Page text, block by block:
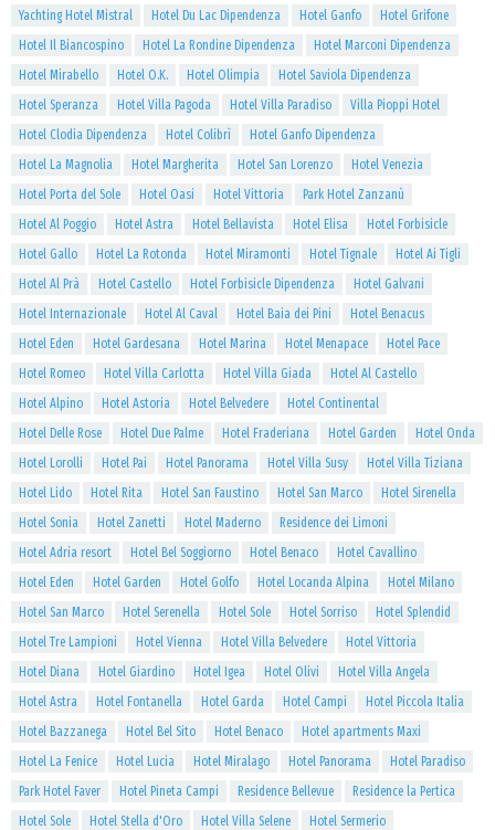
Yachting Hotel Mistral
Hotel Du Lac Dipendenza Hotel Ganfo
Hotel Grifone
Hotel Il Biancospino
Hotel La Rondine Dipendenza
Hotel Marconi Dipendenza
Hotel Mirabello
Hotel O.K. Hotel Olimpia
Hotel Saviola Dipendenza
Hotel Speranza
Hotel Villa Pagoda Hotel Villa Paradiso
Villa Pioppi Hotel
Hotel Clodia Dipendenza
Hotel Colibrì
Hotel Ganfo Dipendenza
Hotel La Magnolia
Hotel Margherita Hotel San Lorenzo
Hotel Venezia
Hotel Porta del Sole
Hotel Oasi Hotel Vittoria
Park Hotel Zanzanù
Hotel Al Poggio
Hotel Astra Hotel Bellavista Hotel Elisa
Hotel Forbisicle
Hotel Gallo
Hotel La Rotonda Hotel Miramonti Hotel Tignale
Hotel Ai Tigli
Hotel Al Prà
Hotel Castello Hotel Forbisicle Dipendenza
Hotel Galvani
Hotel Internazionale
Hotel Al Caval Hotel Baia dei Pini
Hotel Benacus
Hotel Eden
Hotel Gardesana Hotel Marina Hotel Menapace
Hotel Pace
Hotel Romeo
Hotel Villa Carlotta Hotel Villa Giada
Hotel Al Castello
Hotel Alpino
Hotel Astoria Hotel Belvedere
Hotel Continental
Hotel Delle Rose
Hotel Due Palme Hotel Fraderiana Hotel Garden
Hotel Onda
Hotel Lorolli
Hotel Pai Hotel Panorama Hotel Villa Susy
Hotel Villa Tiziana
Hotel Lido
Hotel Rita Hotel San Faustino Hotel San Marco
Hotel Sirenella
Hotel Sonia
Hotel Zanetti Hotel Maderno
Residence dei Limoni
Hotel Adria resort
Hotel Bel Soggiorno Hotel Benaco
Hotel Cavallino
Hotel Eden
Hotel Garden Hotel Golfo Hotel Locanda Alpina
Hotel Milano
Hotel San Marco
Hotel Serenella Hotel Sole Hotel Sorriso
Hotel Splendid
Hotel Tre Lampioni
Hotel Vienna Hotel Villa Belvedere
Hotel Vittoria
Hotel Diana
Hotel Giardino Hotel Igea Hotel Olivi
Hotel Villa Angela
Hotel Astra
Hotel Fontanella Hotel Garda Hotel Campi
Hotel Piccola Italia
Hotel Bazzanega
Hotel Bel Sito Hotel Benaco
Hotel apartments Maxi
Hotel La Fenice
Hotel Lucia Hotel Miralago Hotel Panorama
Hotel Paradiso
Park Hotel Faver
Hotel Pineta Campi Residence Bellevue
Residence la Pertica
Hotel Sole
Hotel Stella d'Oro Hotel Villa Selene
Hotel Sermerio